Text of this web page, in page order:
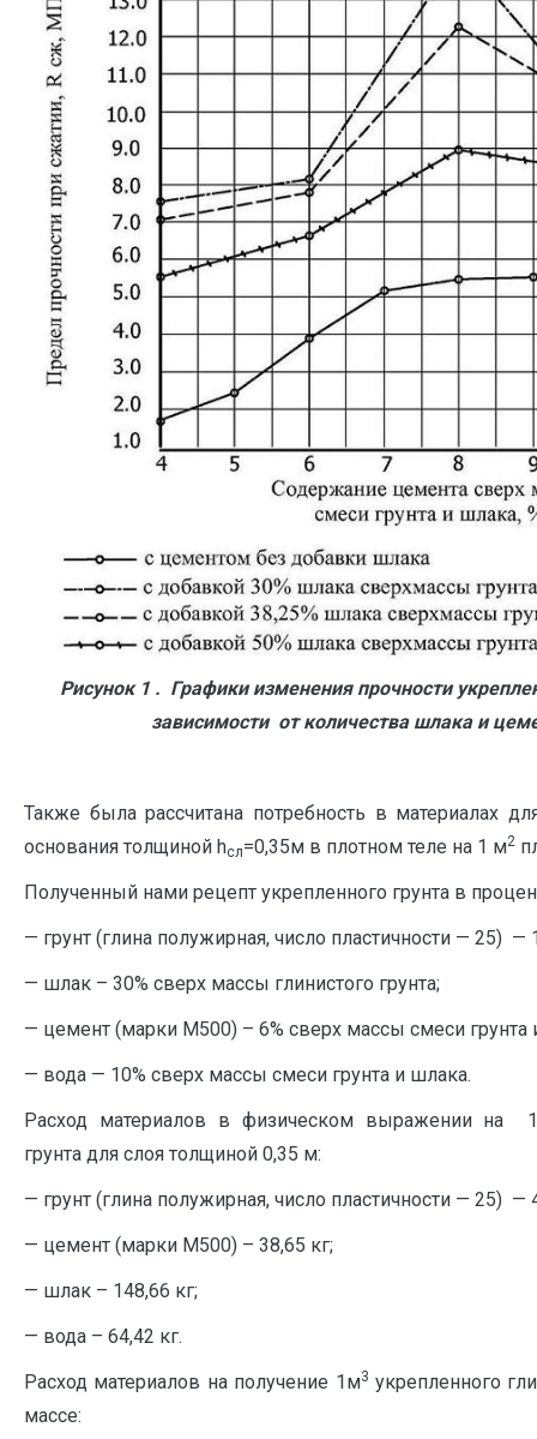
Рисунок 1 . Графики изменения прочности
зависимости от количества шлака и
Также была рассчитана потребность в материалах
основания толщиной hсл=0,35м в плотном теле на 1 м2
Полученный нами рецепт укрепленного грунта в
— грунт (глина полужирная, число пластичности — 25) —
— шлак – 30% сверх массы глинистого грунта;
— цемент (марки М500) – 6% сверх массы смеси грунта
— вода — 10% сверх массы смеси грунта и шлака.
Расход материалов в физическом выражении на
грунта для слоя толщиной 0,35 м:
— грунт (глина полужирная, число пластичности — 25) —
— цемент (марки М500) – 38,65 кг;
— шлак – 148,66 кг;
— вода – 64,42 кг.
Расход материалов на получение 1м3 укрепленного
массе: